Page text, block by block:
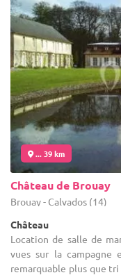
... 39 km
Château de Brouay
Brouay - Calvados (14)
Château
Location de salle de
vues sur la campagne
remarquable plus que